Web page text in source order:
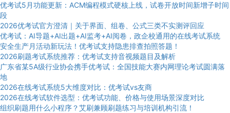
优考试5月功能更新：ACM编程模式硬核上线，试卷开放时间新增子时间
段
2026优考试官方澄清｜关于界面、组卷、公式三类不实测评回应
优考试：AI导题+AI出题+AI监考+AI阅卷，政企校通用的在线考试系统
安全生产月活动新玩法！优考试支持隐患排查拍照答题！
2026刷题考试系统推荐：优考试支持音视频题目及解析
广东省某5A级行业协会携手优考试：全国技能大赛内网理论考试圆满落
地
2026在线考试系统5大维度对比：优考试vs友商
2026在线考试软件选型：优考试功能、价格与使用场景深度对比
组织刷题用什么小程序？艾刷兼顾刷题练习与培训机构引流！